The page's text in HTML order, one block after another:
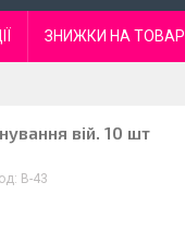
ЗНИЖКИ НА ТОВАР
вій. 10 шт
В-43